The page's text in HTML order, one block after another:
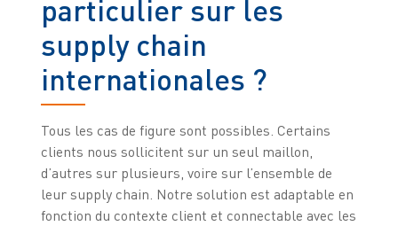
particulier sur les
supply chain
internationales ?
Tous les cas de figure sont possibles. Certains
clients nous sollicitent sur un seul maillon,
d’autres sur plusieurs, voire sur l’ensemble de
leur supply chain. Notre solution est adaptable en
fonction du contexte client et connectable avec les